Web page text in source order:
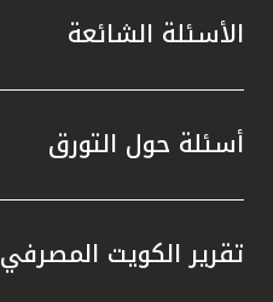
الأسئلة الشائعة
أسئلة حول التورق
تقرير الكويت المصرفي